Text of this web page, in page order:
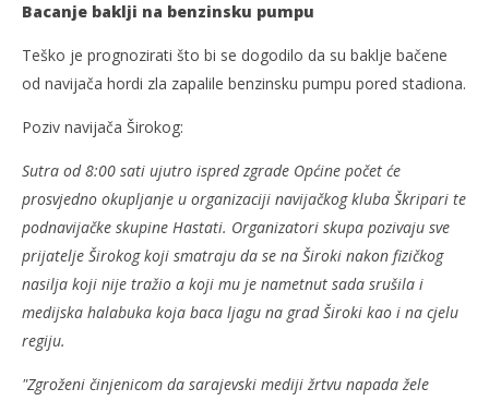
Bacanje baklji na benzinsku pumpu
Teško je prognozirati što bi se dogodilo da su baklje bačene
od navijača hordi zla zapalile benzinsku pumpu pored stadiona.
Poziv navijača Širokog:
Sutra od 8:00 sati ujutro ispred zgrade Općine počet će
prosvjedno okupljanje u organizaciji navijačkog kluba Škripari te
podnavijačke skupine Hastati. Organizatori skupa pozivaju sve
prijatelje Širokog koji smatraju da se na Široki nakon fizičkog
nasilja koji nije tražio a koji mu je nametnut sada srušila i
medijska halabuka koja baca ljagu na grad Široki kao i na cjelu
regiju.
"Zgroženi činjenicom da sarajevski mediji žrtvu napada žele